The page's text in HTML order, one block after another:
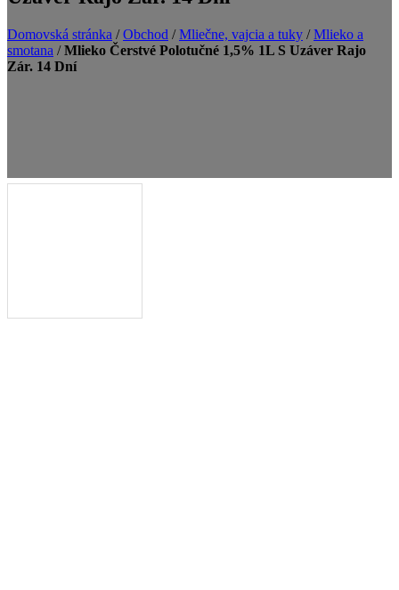
Domovská stránka /Obchod /Mliečne, vajcia a tuky /Mlieko a
smotana /Mlieko Čerstvé Polotučné 1,5% 1L S Uzáver Rajo
Zár. 14 Dní